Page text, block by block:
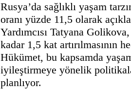
Rusya’da sağlıklı yaşam
oranı yüzde 11,5 olarak
Yardımcısı Tatyana
kadar 1,5 kat artırılmasının
Hükümet, bu kapsamda
iyileştirmeye yönelik
planlıyor.